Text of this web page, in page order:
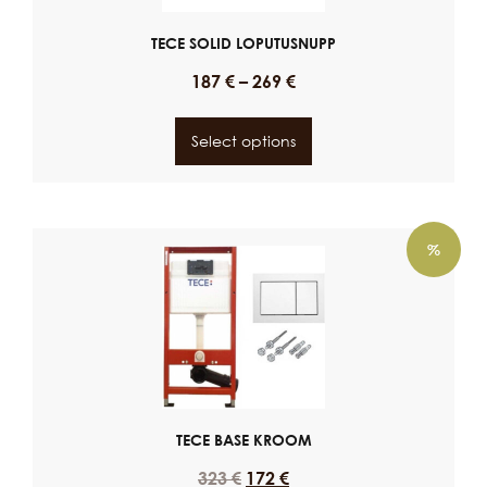
TECE SOLID LOPUTUSNUPP
187 € – 269 €
Select options
%
TECE BASE KROOM
323€ 172 €